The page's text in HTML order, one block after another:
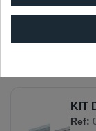
Ref:
KIT
Ref: